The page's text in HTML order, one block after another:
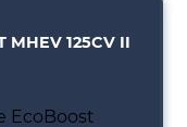
MHEV 125CV II